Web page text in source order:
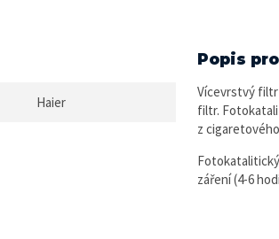
Haier
Popis
Vícevrstvý
filtr.
z
záření (4-6